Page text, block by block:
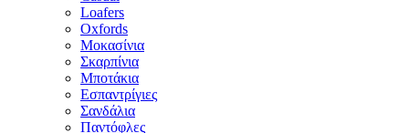
Loafers
Oxfords
Μοκασίνια
Σκαρπίνια
Μποτάκια
Εσπαντρίγιες
Σανδάλια
Παντόφλες